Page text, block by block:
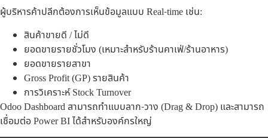
ผู้บริหารค้าปลีกต้องการเห็นข้อมูลแบบ Real-time เช่น:
สินค้าขายดี / ไม่ดี
ยอดขายรายชั่วโมง (เหมาะสำหรับร้านคาเฟ่/ร้านอาหาร)
ยอดขายรายสาขา
Gross Profit (GP) รายสินค้า
การวิเคราะห์ Stock Turnover
Odoo Dashboard สามารถทำแบบลาก-วาง (Drag & Drop) และสามารถ
เชื่อมต่อ Power BI ได้สำหรับองค์กรใหญ่